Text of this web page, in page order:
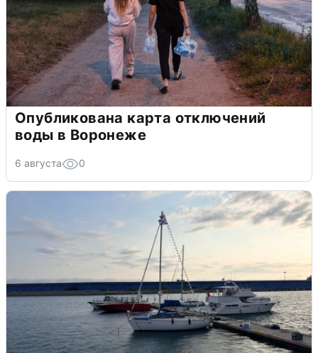
Опубликована карта отключений
воды в Воронеже
6 августа 0